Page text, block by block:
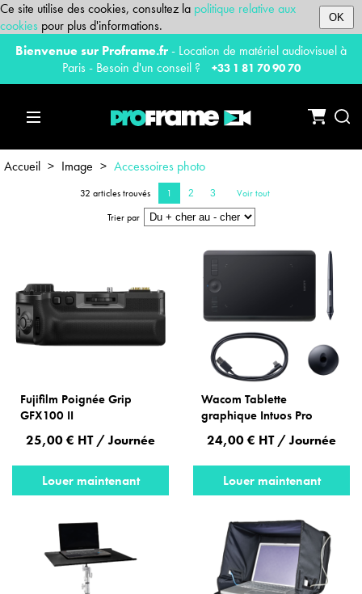
Ce site utilise des cookies, consultez la politique relative aux
cookies pour plus d'informations. OK
Bienvenue sur Proframe.fr- Location de matériel audiovisuel à
Paris - Besoin d'un conseil ?
+33 1 81 70 90 70
Accueil > Image > Accessoires photo
32 articles trouvés 1 2 3
Voir tout
Trier par
Fujifilm Poignée Grip
GFX100 II
25,00 € HT / Journée
Louer maintenant
Wacom Tablette
graphique Intuos Pro
24,00 € HT / Journée
Louer maintenant